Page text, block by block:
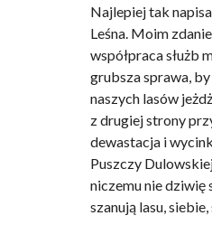
Najlepiej tak
Leśna. Moim
współpraca służb
grubsza sprawa,
naszych lasów
z drugiej strony
dewastacja i
Puszczy
niczemu nie dziwię
szanują lasu,